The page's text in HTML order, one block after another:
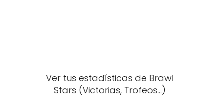
Ver tus estadísticas de Brawl
Stars (Victorias, Trofeos...)